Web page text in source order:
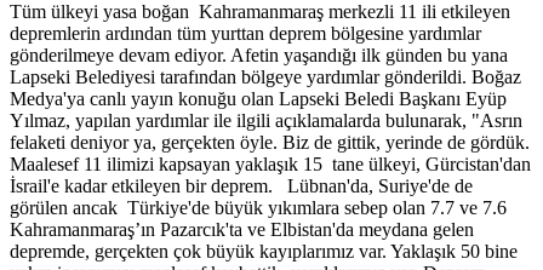
Tüm ülkeyi yasa boğan Kahramanmaraş merkezli 11 ili etkileyen
depremlerin ardından tüm yurttan deprem bölgesine yardımlar
gönderilmeye devam ediyor. Afetin yaşandığı ilk günden bu yana
Lapseki Belediyesi tarafından bölgeye yardımlar gönderildi. Boğaz
Medya'ya canlı yayın konuğu olan Lapseki Beledi Başkanı Eyüp
Yılmaz, yapılan yardımlar ile ilgili açıklamalarda bulunarak, "Asrın
felaketi deniyor ya, gerçekten öyle. Biz de gittik, yerinde de gördük.
Maalesef 11 ilimizi kapsayan yaklaşık 15 tane ülkeyi, Gürcistan'dan
İsrail'e kadar etkileyen bir deprem. Lübnan'da, Suriye'de de
görülen ancak Türkiye'de büyük yıkımlara sebep olan 7.7 ve 7.6
Kahramanmaraş’ın Pazarcık'ta ve Elbistan'da meydana gelen
depremde, gerçekten çok büyük kayıplarımız var. Yaklaşık 50 bine